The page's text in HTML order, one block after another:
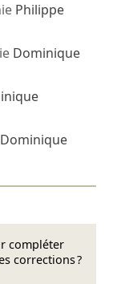
Philippe
Dominique
Dominique
compléter
corrections ?